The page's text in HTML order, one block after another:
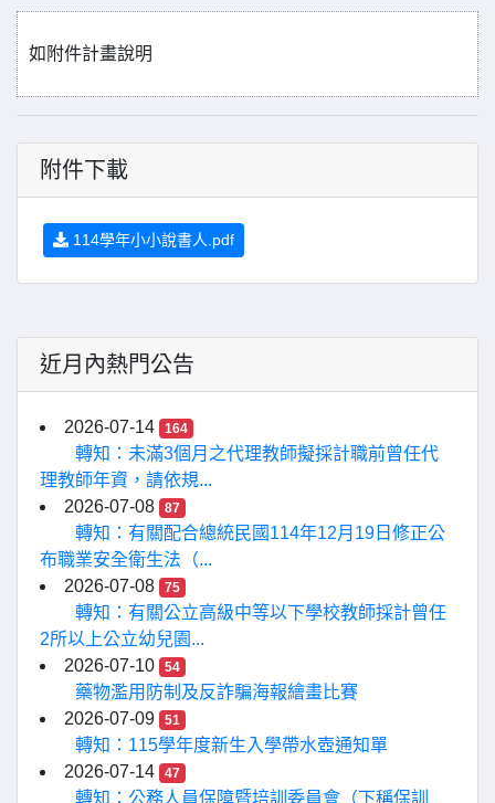
如附件計畫說明
附件下載
114學年小小說書人.pdf
近月內熱門公告
2026-07-14 164
轉知：未滿3個月之代理教師擬採計職前曾任代
理教師年資，請依規...
2026-07-08
87
轉知：有關配合總統民國114年12月19日修正公
布職業安全衛生法（...
2026-07-08
75
轉知：有關公立高級中等以下學校教師採計曾任
2所以上公立幼兒園...
2026-07-10
54
藥物濫用防制及反詐騙海報繪畫比賽
2026-07-09
51
轉知：115學年度新生入學帶水壺通知單
2026-07-14
47
轉知：公務人員保障暨培訓委員會（下稱保訓